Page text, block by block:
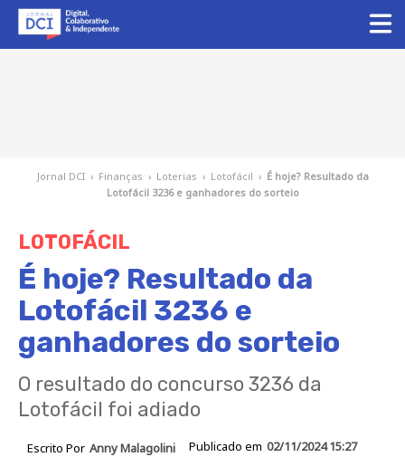
Jornal DCI › Finanças › Loterias › Lotofácil › É hoje? Resultado da
Lotofácil 3236 e ganhadores do sorteio
LOTOFÁCIL
É hoje? Resultado da
Lotofácil 3236 e
ganhadores do sorteio
O resultado do concurso 3236 da
Lotofácil foi adiado
Escrito Por Anny Malagolini Publicado em 02/11/2024 15:27